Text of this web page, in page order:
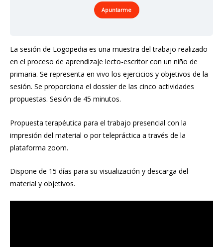
Apuntarme
La sesión de Logopedia es una muestra del trabajo realizado
en el proceso de aprendizaje lecto-escritor con un niño de
primaria. Se representa en vivo los ejercicios y objetivos de la
sesión. Se proporciona el dossier de las cinco actividades
propuestas. Sesión de 45 minutos.
Propuesta terapéutica para el trabajo presencial con la
impresión del material o por telepráctica a través de la
plataforma zoom.
Dispone de 15 días para su visualización y descarga del
material y objetivos.